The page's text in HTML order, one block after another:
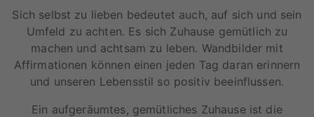
Sich selbst zu lieben bedeutet auch, auf sich und sein
Umfeld zu achten. Es sich Zuhause gemütlich zu
machen und achtsam zu leben. Wandbilder mit
Affirmationen können einen jeden Tag daran erinnern
und unseren Lebensstil so positiv beeinflussen.
Ein aufgeräumtes, gemütliches Zuhause ist die